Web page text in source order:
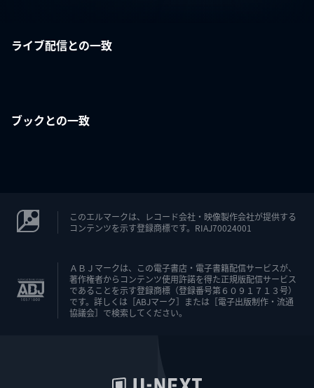
ライブ配信との一致
ブックとの一致
このエルマークは、レコード会社・映像製作会社が提供する
コンテンツを示す登録商標です。RIAJ70024001
ＡＢＪマークは、この電子書店・電子書籍配信サービスが、
著作権者からコンテンツ使用許諾を得た正規版配信サービス
であることを示す登録商標（登録番号第６０９１７１３号）
です。詳しくは［ABJマーク］または［電子出版制作・流通
協議会］で検索してください。